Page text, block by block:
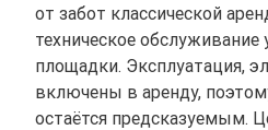
от забот классической
техническое обслуживание
площадки. Эксплуатация,
включены в аренду,
остаётся предсказуемым.